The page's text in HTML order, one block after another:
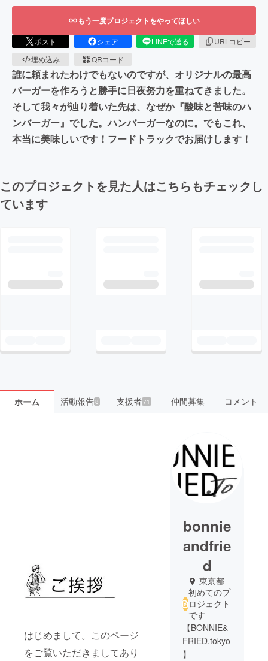
もう一度プロジェクトをやってほしい
ポスト シェア LINEで送る
URLコピー
埋め込み
QRコード
誰に頼まれたわけでもないのですが、オリジナルの最高
バーガーを作ろうと勝手に日夜努力を重ねてきました。
そして我々が辿り着いた先は、なぜか『酸味と苦味のハ
ンバーガー』でした。ハンバーガーなのに。でもこれ、
本当に美味しいです！フードトラックでお届けします！
このプロジェクトを見た人はこちらもチェックし
ています
ホーム 活動報告8 支援者71 仲間募集 コメント
はじめまして。このページ
をご覧いただきましてあり
bonnie
andfrie
d
東京都
初めてのプ
ロジェクト
です
【BONNIE&
FRIED.tokyo
】